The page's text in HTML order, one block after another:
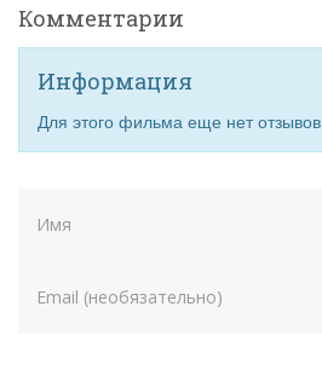
Комментарии
Информация
Для этого фильма еще нет отзывов